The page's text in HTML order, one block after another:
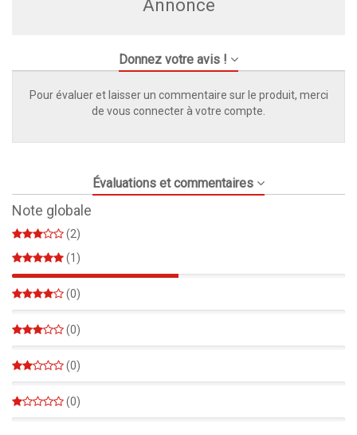
Annonce
Donnez votre avis !
Pour évaluer et laisser un commentaire sur le produit, merci
de vous connecter à votre compte.
Évaluations et commentaires
Note globale
(2)
(1)
50%
(0)
(0)
(0)
(0)